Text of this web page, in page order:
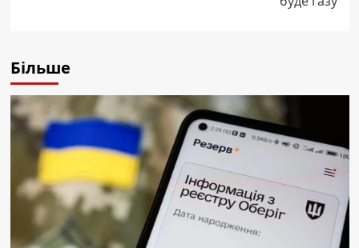
Більше